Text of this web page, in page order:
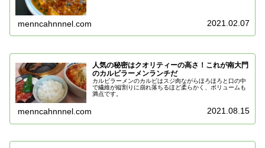
menncahnnnel.com 2021.02.07
人気の秘密はクオリティーの高さ！これが南大門
のカルビラーメンランチだ
カルビラーメンのカルビはスジ肉ながらほろほろと口の中
で繊維が縦割りに崩れ落ちるほど柔らかく、ボリュームも
満点です。
menncahnnnel.com 2021.08.15